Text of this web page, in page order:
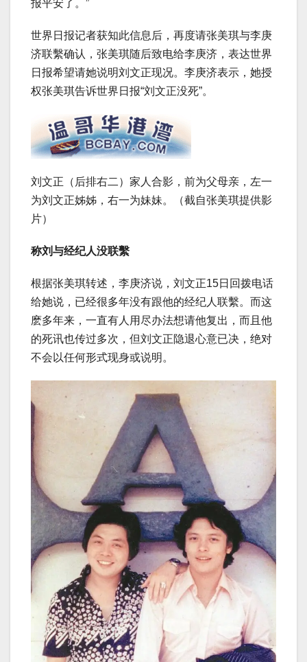
报平安了。”
世界日报记者获知此信息后，再度请张美琪与李庚
济联繫确认，张美琪随后致电给李庚济，表达世界
日报希望请她说明刘文正现况。李庚济表示，她授
权张美琪告诉世界日报“刘文正没死”。
刘文正（后排右二）家人合影，前为父母亲，左一
为刘文正姊姊，右一为妹妹。（截自张美琪提供影
片）
称刘与经纪人没联繫
根据张美琪转述，李庚济说，刘文正15日回拨电话
给她说，已经很多年没有跟他的经纪人联繫。而这
麽多年来，一直有人用尽办法想请他复出，而且他
的死讯也传过多次，但刘文正隐退心意已决，绝对
不会以任何形式现身或说明。